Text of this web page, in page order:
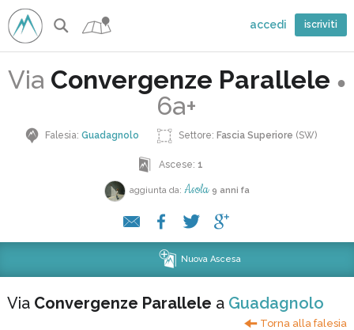
accedi iscriviti
Via Convergenze Parallele ●
6a+
Falesia: Guadagnolo Settore: Fascia Superiore (SW)
Ascese: 1
aggiunta da: Asola 9 anni fa
Nuova Ascesa
Via Convergenze Parallele a Guadagnolo
Torna alla falesia